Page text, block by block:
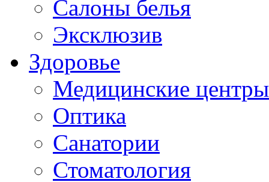
Салоны белья
Эксклюзив
Здоровье
Медицинские центры
Оптика
Санатории
Стоматология